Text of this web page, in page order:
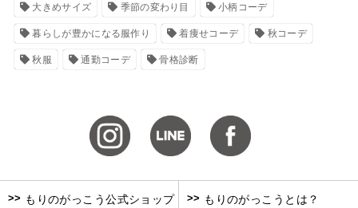
大きめサイズ 季節の変わり目 小柄コーデ
暮らしが豊かになる服作り 着痩せコーデ 秋コーデ
秋服 通勤コーデ 骨格診断
>> もりのがっこう公式ショップ >> もりのがっこうとは？